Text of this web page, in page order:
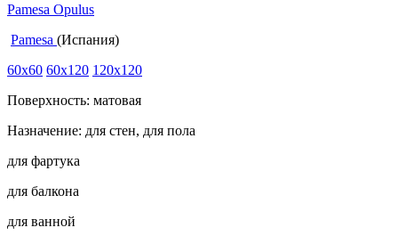
Pamesa Opulus
Pamesa (Испания)
60x60 60x120 120x120
Поверхность: матовая
Назначение: для стен, для пола
для фартука
для балкона
для ванной